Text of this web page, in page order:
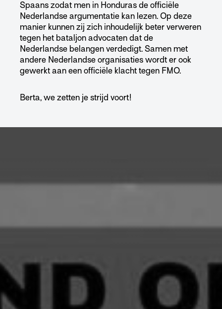
Spaans zodat men in Honduras de officiële
Nederlandse argumentatie kan lezen. Op deze
manier kunnen zij zich inhoudelijk beter verweren
tegen het bataljon advocaten dat de
Nederlandse belangen verdedigt. Samen met
andere Nederlandse organisaties wordt er ook
gewerkt aan een officiële klacht tegen FMO.
Berta, we zetten je strijd voort!